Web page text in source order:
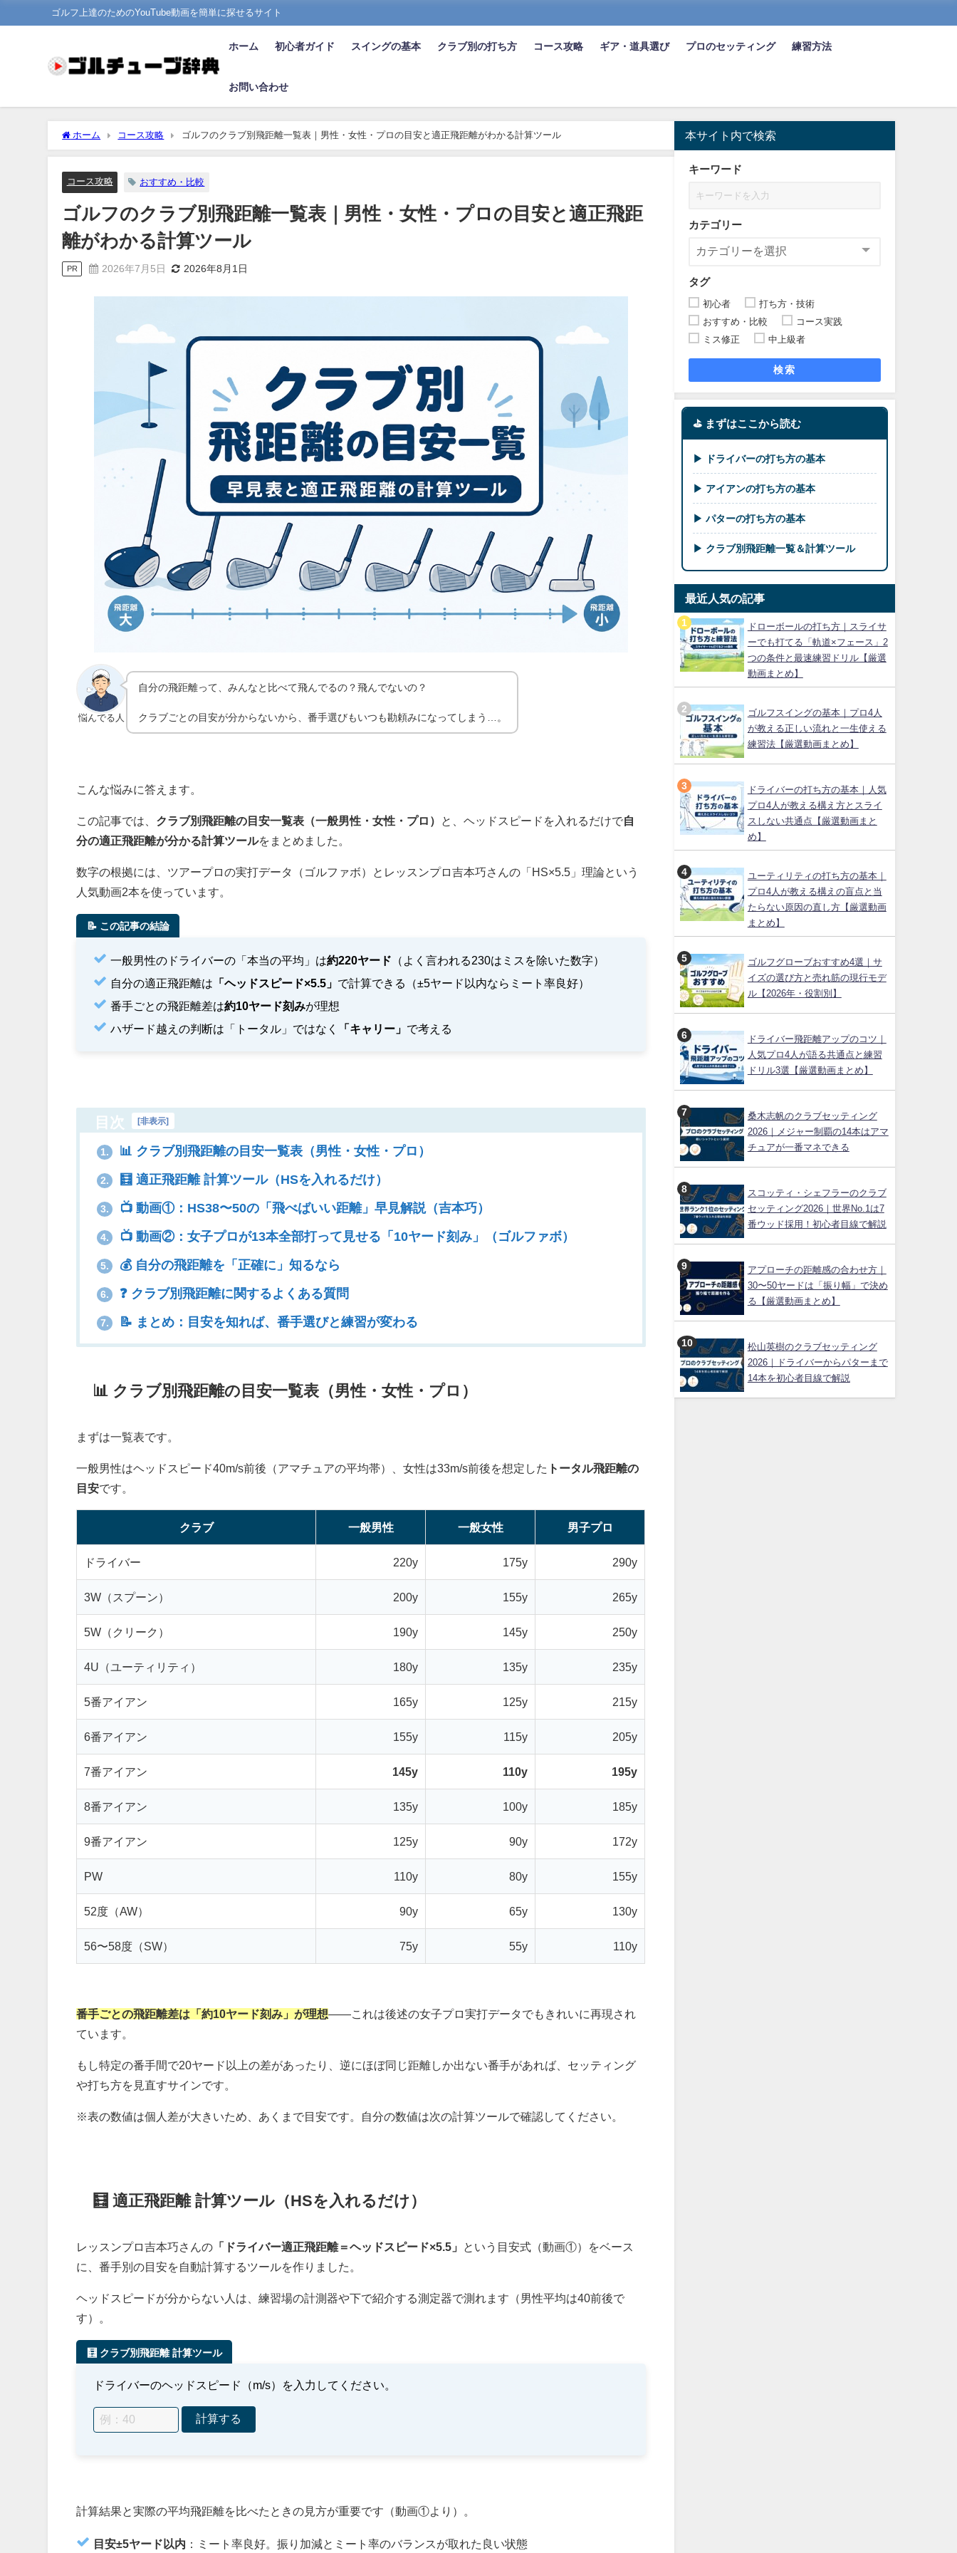
ゴルフ上達のためのYouTube動画を簡単に探せるサイト
ホーム 初心者ガイド スイングの基本 クラブ別の打ち方 コース攻略 ギア・道具選び プロのセッティング 練習方法
お問い合わせ
ホーム コース攻略 ゴルフのクラブ別飛距離一覧表｜男性・女性・プロの目安と適正飛距離がわかる計算ツール
コース攻略 おすすめ・比較
ゴルフのクラブ別飛距離一覧表｜男性・女性・プロの目安と適正飛距
離がわかる計算ツール
PR 2026年7月5日 2026年8月1日
悩んでる人
自分の飛距離って、みんなと比べて飛んでるの？飛んでないの？
クラブごとの目安が分からないから、番手選びもいつも勘頼みになってしまう…。
こんな悩みに答えます。
この記事では、 クラブ別飛距離の目安一覧表（一般男性・女性・プロ） と、ヘッドスピードを入れるだけで自
分の適正飛距離が分かる計算ツールをまとめました。
数字の根拠には、ツアープロの実打データ（ゴルファボ）とレッスンプロ吉本巧さんの「HS×5.5」理論という
人気動画2本を使っています。
📝 この記事の結論
一般男性のドライバーの「本当の平均」は約220ヤード （よく言われる230はミスを除いた数字）
自分の適正飛距離は 「ヘッドスピード×5.5」 で計算できる（±5ヤード以内ならミート率良好）
番手ごとの飛距離差は約10ヤード刻みが理想
ハザード越えの判断は「トータル」ではなく
「キャリー」 で考える
目次 [非表示]
1. 📊 クラブ別飛距離の目安一覧表（男性・女性・プロ）
2. 🧮 適正飛距離 計算ツール（HSを入れるだけ）
3. 📺️ 動画①：HS38〜50の「飛べばいい距離」早見解説（吉本巧）
4. 📺️ 動画②：女子プロが13本全部打って見せる「10ヤード刻み」（ゴルファボ）
5. 💰 自分の飛距離を「正確に」知るなら
6. ❓ クラブ別飛距離に関するよくある質問
7. 📝 まとめ：目安を知れば、番手選びと練習が変わる
📊 クラブ別飛距離の目安一覧表（男性・女性・プロ）
まずは一覧表です。
一般男性はヘッドスピード40m/s前後（アマチュアの平均帯）、女性は33m/s前後を想定した トータル飛距離の
目安です。
クラブ 一般男性 一般女性 男子プロ
ドライバー 220y 175y 290y
3W（スプーン） 200y 155y 265y
5W（クリーク） 190y 145y 250y
4U（ユーティリティ） 180y 135y 235y
5番アイアン 165y 125y 215y
6番アイアン 155y 115y 205y
7番アイアン 145y 110y 195y
8番アイアン 135y 100y 185y
9番アイアン 125y 90y 172y
PW 110y 80y 155y
52度（AW） 90y 65y 130y
56〜58度（SW） 75y 55y 110y
番手ごとの飛距離差は「約10ヤード刻み」が理想——これは後述の女子プロ実打データでもきれいに再現され
ています。
もし特定の番手間で20ヤード以上の差があったり、逆にほぼ同じ距離しか出ない番手があれば、セッティング
や打ち方を見直すサインです。
※表の数値は個人差が大きいため、あくまで目安です。自分の数値は次の計算ツールで確認してください。
🧮 適正飛距離 計算ツール（HSを入れるだけ）
レッスンプロ吉本巧さんの 「ドライバー適正飛距離＝ヘッドスピード×5.5」
という目安式（動画①）をベース
に、番手別の目安を自動計算するツールを作りました。
ヘッドスピードが分からない人は、練習場の計測器や下で紹介する測定器で測れます（男性平均は40前後で
す）。
🧮 クラブ別飛距離 計算ツール
ドライバーのヘッドスピード（m/s）を入力してください。
計算する
計算結果と実際の平均飛距離を比べたときの見方が重要です（動画①より）。
目安±5ヤード以内 ：ミート率良好。振り加減とミート率のバランスが取れた良い状態
本サイト内で検索
キーワード
カテゴリー
タグ
初心者
打ち方・技術
おすすめ・比較
コース実践
ミス修正
中上級者
検索
⛳ まずはここから読む
▶ ドライバーの打ち方の基本
▶ アイアンの打ち方の基本
▶ パターの打ち方の基本
▶ クラブ別飛距離一覧＆計算ツール
最近人気の記事
ドローボールの打ち方｜スライサ
ーでも打てる「軌道×フェース」2
つの条件と最速練習ドリル【厳選
動画まとめ】
ゴルフスイングの基本｜プロ4人
が教える正しい流れと一生使える
練習法【厳選動画まとめ】
ドライバーの打ち方の基本｜人気
プロ4人が教える構え方とスライ
スしない共通点【厳選動画まと
め】
ユーティリティの打ち方の基本｜
プロ4人が教える構えの盲点と当
たらない原因の直し方【厳選動画
まとめ】
ゴルフグローブおすすめ4選｜サ
イズの選び方と売れ筋の現行モデ
ル【2026年・役割別】
ドライバー飛距離アップのコツ｜
人気プロ4人が語る共通点と練習
ドリル3選【厳選動画まとめ】
桑木志帆のクラブセッティング
2026｜メジャー制覇の14本はアマ
チュアが一番マネできる
スコッティ・シェフラーのクラブ
セッティング2026｜世界No.1は7
番ウッド採用！初心者目線で解説
アプローチの距離感の合わせ方｜
30〜50ヤードは「振り幅」で決め
る【厳選動画まとめ】
松山英樹のクラブセッティング
2026｜ドライバーからパターまで
14本を初心者目線で解説